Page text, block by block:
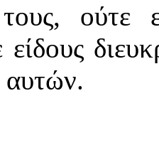
τους, ούτε
είδους